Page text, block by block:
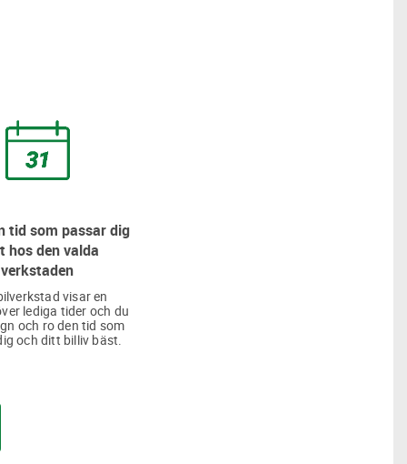
tid som passar dig
hos den valda
verkstaden
visar en
lediga tider och du
och ro den tid som
och ditt billiv bäst.